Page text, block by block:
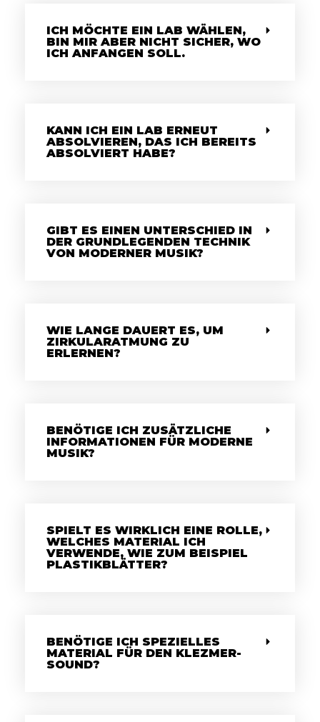
ICH MÖCHTE EIN LAB WÄHLEN,
BIN MIR ABER NICHT SICHER, WO
ICH ANFANGEN SOLL.
KANN ICH EIN LAB ERNEUT
ABSOLVIEREN, DAS ICH BEREITS
ABSOLVIERT HABE?
GIBT ES EINEN UNTERSCHIED IN
DER GRUNDLEGENDEN TECHNIK
VON MODERNER MUSIK?
WIE LANGE DAUERT ES, UM
ZIRKULARATMUNG ZU
ERLERNEN?
BENÖTIGE ICH ZUSÄTZLICHE
INFORMATIONEN FÜR MODERNE
MUSIK?
SPIELT ES WIRKLICH EINE ROLLE,
WELCHES MATERIAL ICH
VERWENDE, WIE ZUM BEISPIEL
PLASTIKBLÄTTER?
BENÖTIGE ICH SPEZIELLES
MATERIAL FÜR DEN KLEZMER-
SOUND?